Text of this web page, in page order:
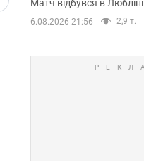
Матч відбувся в Любліні
6.08.2026 21:56 2,9 т.